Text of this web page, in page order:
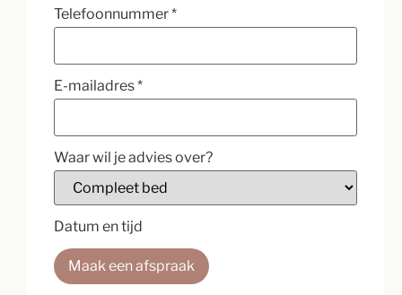
Telefoonnummer*
E-mailadres*
Waar wil je advies over?
Datum en tijd
Maak een afspraak